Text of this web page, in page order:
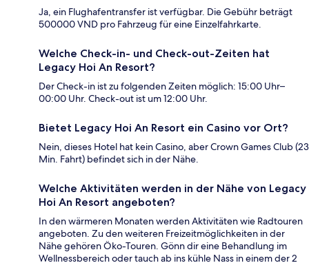
Ja, ein Flughafentransfer ist verfügbar. Die Gebühr beträgt
500000 VND pro Fahrzeug für eine Einzelfahrkarte.
Welche Check-in- und Check-out-Zeiten hat
Legacy Hoi An Resort?
Der Check-in ist zu folgenden Zeiten möglich: 15:00 Uhr–
00:00 Uhr. Check-out ist um 12:00 Uhr.
Bietet Legacy Hoi An Resort ein Casino vor Ort?
Nein, dieses Hotel hat kein Casino, aber Crown Games Club (23
Min. Fahrt) befindet sich in der Nähe.
Welche Aktivitäten werden in der Nähe von Legacy
Hoi An Resort angeboten?
In den wärmeren Monaten werden Aktivitäten wie Radtouren
angeboten. Zu den weiteren Freizeitmöglichkeiten in der
Nähe gehören Öko-Touren. Gönn dir eine Behandlung im
Wellnessbereich oder tauch ab ins kühle Nass in einem der 2